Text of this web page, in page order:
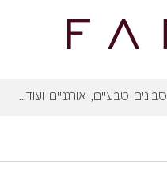
סבונים טבעיים, אורגניים ועוד...